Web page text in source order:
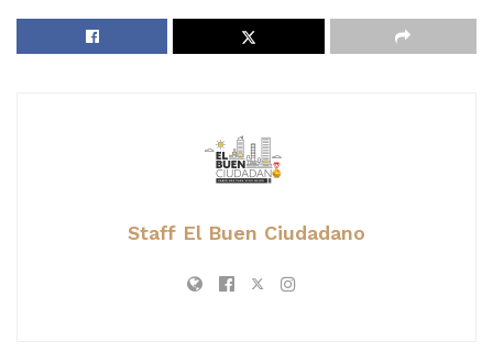
Staff El Buen Ciudadano